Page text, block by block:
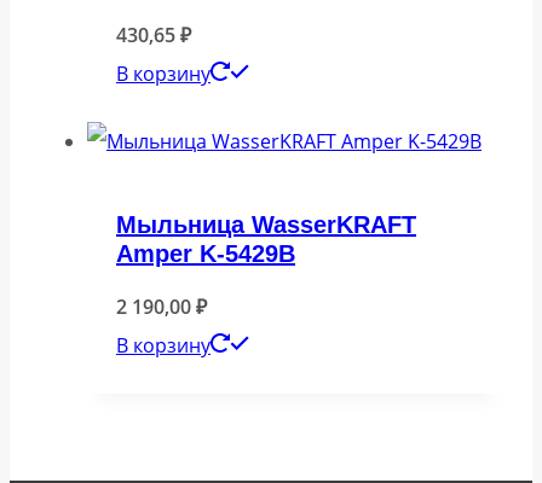
430,65₽
В корзину
Мыльница WasserKRAFT
Amper K-5429B
2 190,00₽
В корзину